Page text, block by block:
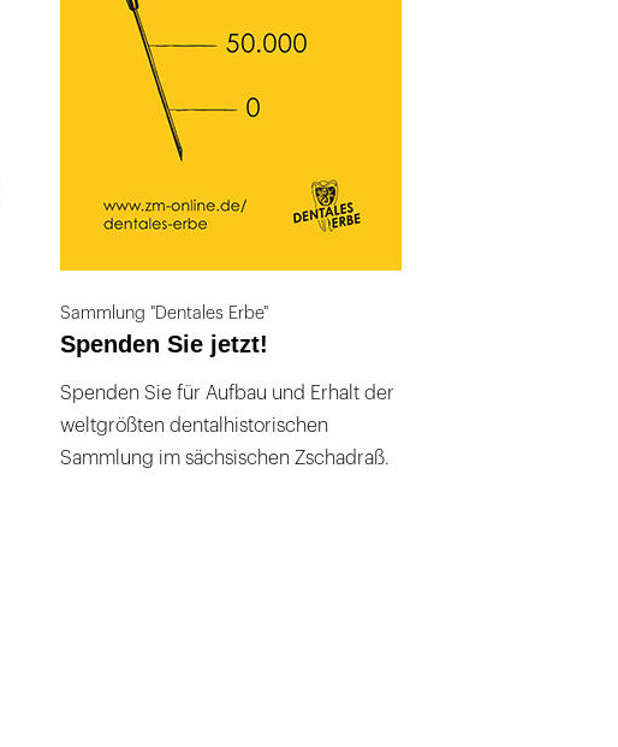
Sammlung "Dentales Erbe"
Spenden Sie jetzt!
Spenden Sie für Aufbau und Erhalt der
weltgrößten dentalhistorischen
Sammlung im sächsischen Zschadraß.